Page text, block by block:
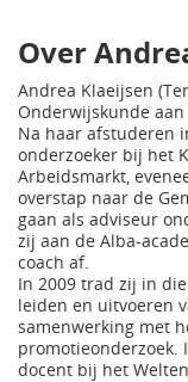
Over
Andrea Klaeijsen
Onderwijskunde
Na haar afstuderen
onderzoeker bij het
Arbeidsmarkt,
overstap naar de
gaan als adviseur
zij aan de Alba-
coach af.
In 2009 trad zij in
leiden en uitvoeren
samenwerking met
docent bij het